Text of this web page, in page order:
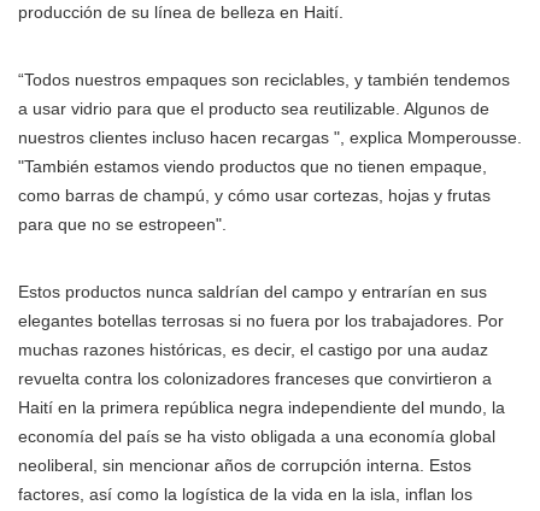
producción de su línea de belleza en Haití.
“Todos nuestros empaques son reciclables, y también tendemos
a usar vidrio para que el producto sea reutilizable. Algunos de
nuestros clientes incluso hacen recargas ", explica Momperousse.
"También estamos viendo productos que no tienen empaque,
como barras de champú, y cómo usar cortezas, hojas y frutas
para que no se estropeen".
Estos productos nunca saldrían del campo y entrarían en sus
elegantes botellas terrosas si no fuera por los trabajadores. Por
muchas razones históricas, es decir, el castigo por una audaz
revuelta contra los colonizadores franceses que convirtieron a
Haití en la primera república negra independiente del mundo, la
economía del país se ha visto obligada a una economía global
neoliberal, sin mencionar años de corrupción interna. Estos
factores, así como la logística de la vida en la isla, inflan los